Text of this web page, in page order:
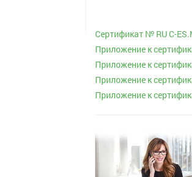
Сертификат № RU С-
Приложение к
Приложение к
Приложение к
Приложение к